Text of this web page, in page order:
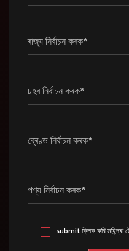
ৰাজ্য নিৰ্বাচন কৰক*
চহৰ নিৰ্বাচন কৰক*
ব্ৰেণ্ড নিৰ্বাচন কৰক*
পণ্য নিৰ্বাচন কৰক*
submit ক্লিক কৰি মহিন্দ্ৰা